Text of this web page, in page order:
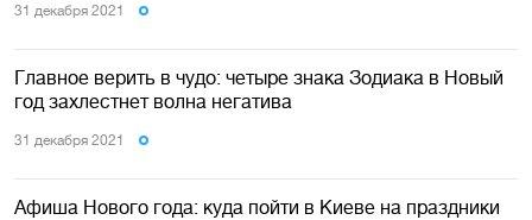
31 декабря 2021
Главное верить в чудо: четыре знака Зодиака в Новый
год захлестнет волна негатива
31 декабря 2021
Афиша Нового года: куда пойти в Киеве на праздники